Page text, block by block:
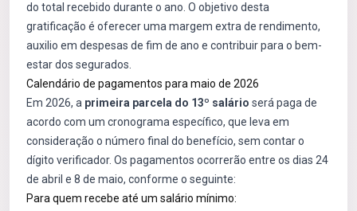
do total recebido durante o ano. O objetivo desta
gratificação é oferecer uma margem extra de rendimento,
auxilio em despesas de fim de ano e contribuir para o bem-
estar dos segurados.
Calendário de pagamentos para maio de 2026
Em 2026, a primeira parcela do 13º salário será paga de
acordo com um cronograma específico, que leva em
consideração o número final do benefício, sem contar o
dígito verificador. Os pagamentos ocorrerão entre os dias 24
de abril e 8 de maio, conforme o seguinte:
Para quem recebe até um salário mínimo: